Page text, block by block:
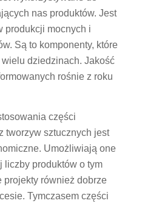
nas produktów. Jest
produkcji mocnych i
Są to komponenty, które
dziedzinach. Jakość
rośnie z roku
części
tworzyw sztucznych jest
Umożliwiają one
liczby produktów o tym
projekty również dobrze
Tymczasem części